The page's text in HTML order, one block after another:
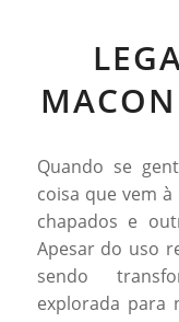
Quando se
coisa que vem
chapados e
Apesar do uso
sendo
explorada para